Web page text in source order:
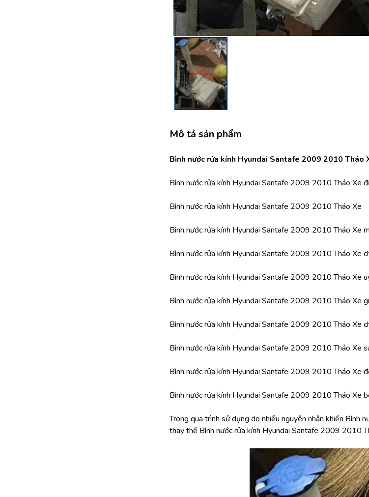
Mô tả sản phẩm
Bình nước rửa kính Hyundai Santafe 2009 2010 Tháo
Bình nước rửa kính Hyundai Santafe 2009 2010 Tháo
Bình nước rửa kính Hyundai Santafe 2009 2010 Tháo Xe
Bình nước rửa kính Hyundai Santafe 2009 2010 Tháo Xe
Bình nước rửa kính Hyundai Santafe 2009 2010 Tháo Xe
Bình nước rửa kính Hyundai Santafe 2009 2010 Tháo Xe
Bình nước rửa kính Hyundai Santafe 2009 2010 Tháo Xe
Bình nước rửa kính Hyundai Santafe 2009 2010 Tháo Xe
Bình nước rửa kính Hyundai Santafe 2009 2010 Tháo Xe
Bình nước rửa kính Hyundai Santafe 2009 2010 Tháo Xe
Bình nước rửa kính Hyundai Santafe 2009 2010 Tháo Xe
Trong qua trình sử dụng do nhiều nguyên nhân khiến
thay thế Bình nước rửa kính Hyundai Santafe 2009 2010